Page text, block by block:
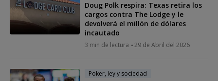
Doug Polk respira: Texas retira los
cargos contra The Lodge y le
devolverá el millón de dólares
incautado
3 min de lectura 29 de Abril del 2026
Poker, ley y sociedad